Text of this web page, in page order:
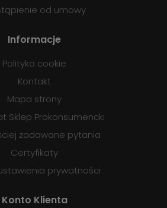
od umowy
Informacje
Polityka cookie
Kontakt
Mapa strony
Sklep Prokonsumencki
zadawane pytania
Certyfikaty
prywatności
Konto Klienta